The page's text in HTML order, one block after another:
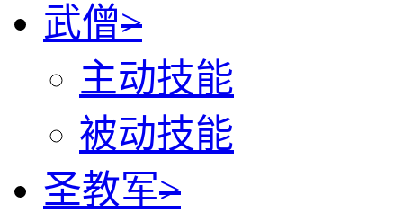
武僧>
主动技能
被动技能
圣教军>